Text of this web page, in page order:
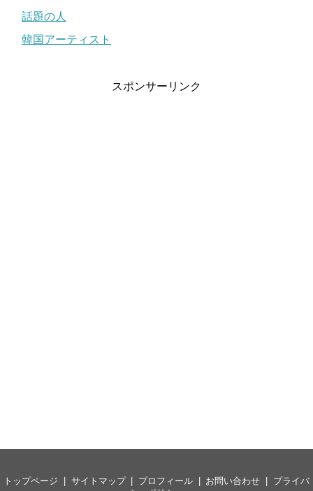
話題の人
韓国アーティスト
スポンサーリンク
トップページ サイトマップ プロフィール お問い合わせ
プライバ